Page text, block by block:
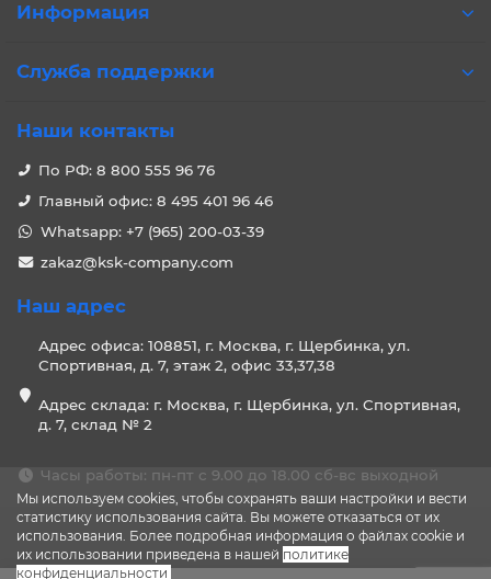
Мы используем cookies, чтобы сохранять ваши настройки и вести
статистику использования сайта. Вы можете отказаться от их
использования. Более подробная информация о файлах cookie и
их использовании приведена в нашей политике
конфиденциальности
Информация
Служба поддержки
Наши контакты
По РФ: 8 800 555 96 76
Главный офис: 8 495 401 96 46
Whatsapp: +7 (965) 200-03-39
zakaz@ksk-company.com
Наш адрес
Адрес офиса: 108851, г. Москва, г. Щербинка, ул.
Спортивная, д. 7, этаж 2, офис 33,37,38
Адрес склада: г. Москва, г. Щербинка, ул. Спортивная,
д. 7, склад № 2
Часы работы: пн-пт с 9.00 до 18.00 сб-вс выходной